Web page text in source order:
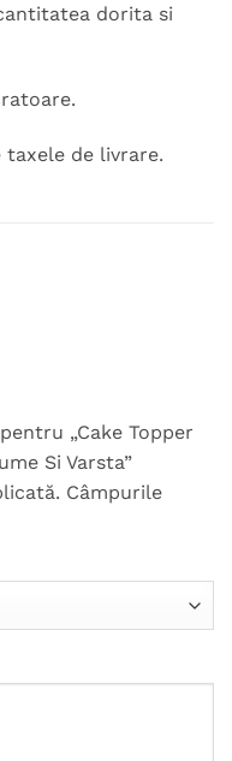
dorita si
de livrare.
„Cake Topper
Si Varsta”
Câmpurile